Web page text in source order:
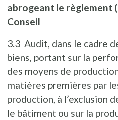
abrogeant le règlement
Conseil
3.3 Audit, dans le cadre
biens, portant sur la
des moyens de
matières premières par
production, à l’exclusion
le bâtiment ou sur la